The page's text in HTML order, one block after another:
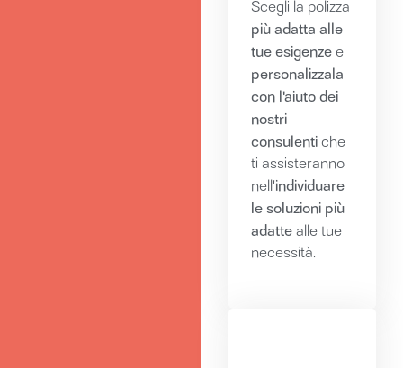
Scegli la polizza
più adatta alle
tue esigenzee
personalizzala
con l'aiuto dei
nostri
consulentiche
ti assisteranno
nell'individuare
le soluzioni più
adattealle tue
necessità.